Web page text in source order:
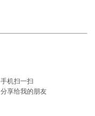
手机扫一扫
分享给我的朋友